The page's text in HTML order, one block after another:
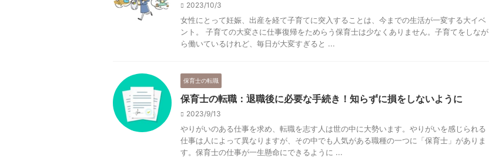
2023/10/3
女性にとって妊娠、出産を経て子育てに突入することは、今までの生活が一変する大イベ
ント。 子育ての大変さに仕事復帰をためらう保育士は少なくありません。子育てをしなが
ら働いているけれど、毎日が大変すぎると ...
保育士の転職
保育士の転職：退職後に必要な手続き！知らずに損をしないように
2023/9/13
やりがいのある仕事を求め、転職を志す人は世の中に大勢います。やりがいを感じられる
仕事は人によって異なりますが、その中でも人気がある職種の一つに「保育士」がありま
す。保育士の仕事が一生懸命にできるように ...